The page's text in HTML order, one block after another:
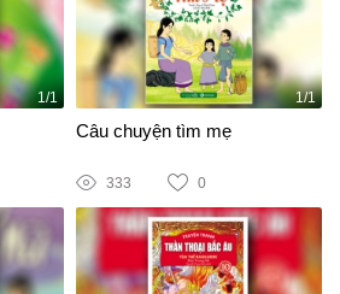
1/1 1/1
Câu chuyện tìm mẹ
333 0